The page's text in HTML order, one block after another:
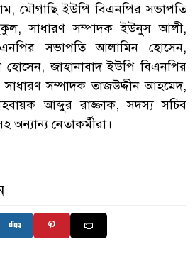
মৌগাছি ইউপি বিএনপির সভাপতি
সাধারণ সম্পাদক ইউনুস আলী,
সভাপতি আলামিন হোসেন,
হোসেন, জাহানাবাদ ইউপি বিএনপির
সাধারণ সম্পাদক তাজউদ্দীন আহমেদ,
আব্দুর রাজ্জাক, সদস্য সচিব
নেতাকর্মীরা।